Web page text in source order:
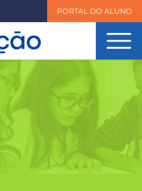
PORTAL DO ALUNO